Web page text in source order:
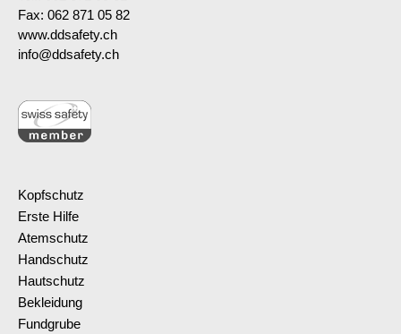
Fax: 062 871 05 82
www.ddsafety.ch
info@ddsafety.ch
Kopfschutz
Erste Hilfe
Atemschutz
Handschutz
Hautschutz
Bekleidung
Fundgrube